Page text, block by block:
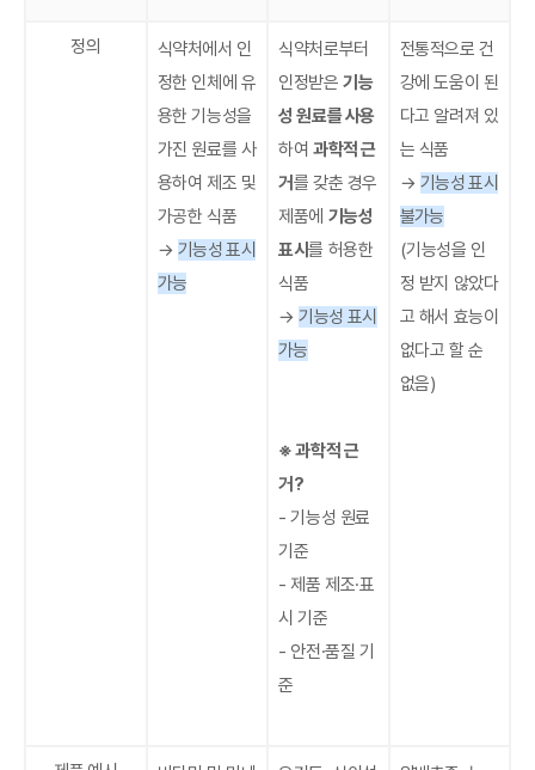
정의
식약처에서 인
정한 인체에 유
용한 기능성을
가진 원료를 사
용하여 제조 및
가공한 식품
→ 기능성 표시
가능
식약처로부터
인정받은기능
성 원료를 사용
하여 과학적 근
거를 갖춘 경우
제품에 기능성
표시를 허용한
식품
→기능성 표시
가능
※ 과학적 근
거?
- 기능성 원료
기준
- 제품 제조·표
시 기준
- 안전·품질 기
준
전통적으로 건
강에 도움이 된
다고 알려져 있
는 식품
→ 기능성 표시
불가능
(기능성을 인
정 받지 않았다
고 해서 효능이
없다고 할 순
없음)